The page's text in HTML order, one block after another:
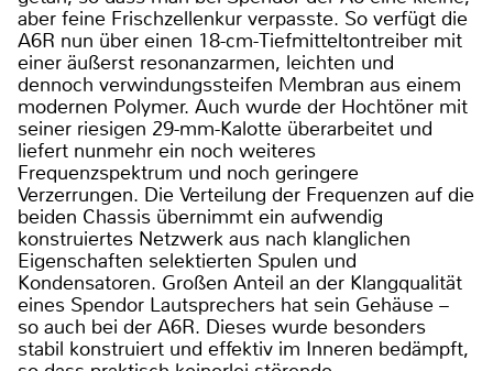
aber feine Frischzellenkur verpasste. So verfügt die
A6R nun über einen 18-cm-Tiefmitteltontreiber mit
einer äußerst resonanzarmen, leichten und
dennoch verwindungssteifen Membran aus einem
modernen Polymer. Auch wurde der Hochtöner mit
seiner riesigen 29-mm-Kalotte überarbeitet und
liefert nunmehr ein noch weiteres
Frequenzspektrum und noch geringere
Verzerrungen. Die Verteilung der Frequenzen auf die
beiden Chassis übernimmt ein aufwendig
konstruiertes Netzwerk aus nach klanglichen
Eigenschaften selektierten Spulen und
Kondensatoren. Großen Anteil an der Klangqualität
eines Spendor Lautsprechers hat sein Gehäuse –
so auch bei der A6R. Dieses wurde besonders
stabil konstruiert und effektiv im Inneren bedämpft,